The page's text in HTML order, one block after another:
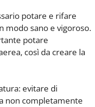
potare e rifare
modo sano e vigoroso.
potare
così da creare la
evitare di
non completamente